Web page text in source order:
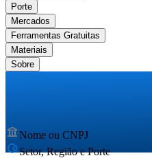
Porte
Mercados
Ferramentas Gratuitas
Materiais
Sobre
Nome ou CNPJ
Setor, Região e Porte